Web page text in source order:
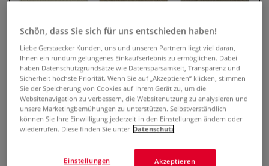
Tonmasse Terra grigio, grob
schamottiert
Schön, dass Sie sich für uns entschieden haben!
Liebe Gerstaecker Kunden, uns und unseren Partnern liegt viel daran,
Ihnen ein rundum gelungenes Einkaufserlebnis zu ermöglichen. Dabei
haben Datenschutzgrundsätze wie Datensparsamkeit, Transparenz und
Sicherheit höchste Priorität. Wenn Sie auf „Akzeptieren“ klicken, stimmen
Sie der Speicherung von Cookies auf Ihrem Gerät zu, um die
Websitenavigation zu verbessern, die Websitenutzung zu analysieren und
unsere Marketingbemühungen zu unterstützen. Selbstverständlich
können Sie Ihre Einwilligung jederzeit in den Einstellungen ändern oder
wiederrufen. Diese finden Sie unter Datenschutz
Akzeptieren
Einstellungen